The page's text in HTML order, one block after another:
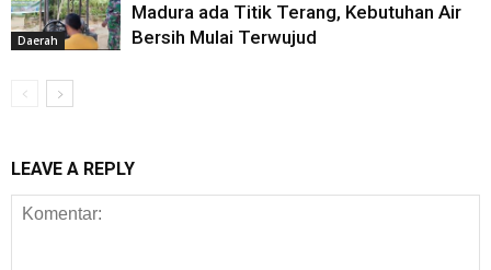
Daerah
Madura ada Titik Terang, Kebutuhan Air
Bersih Mulai Terwujud
LEAVE A REPLY